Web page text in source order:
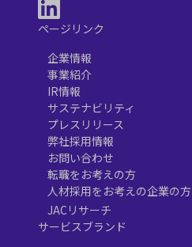
ページリンク
企業情報
事業紹介
IR情報
サステナビリティ
プレスリリース
弊社採用情報
お問い合わせ
転職をお考えの方
人材採用をお考えの企業の方
JACリサーチ
サービスブランド